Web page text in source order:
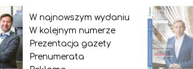
W najnowszym wydaniu
W kolejnym numerze
Prezentacja gazety
Prenumerata